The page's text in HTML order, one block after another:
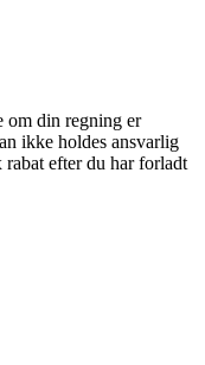
om din regning er
ikke holdes ansvarlig
efter du har forladt